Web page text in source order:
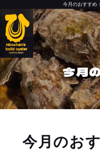
今月のおすすめ
ト
カキ
Language
English
한국어
中文（简体）
中文（繁體）
今月
今月のお